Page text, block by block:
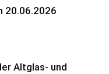
20.06.2026
Altglas- und